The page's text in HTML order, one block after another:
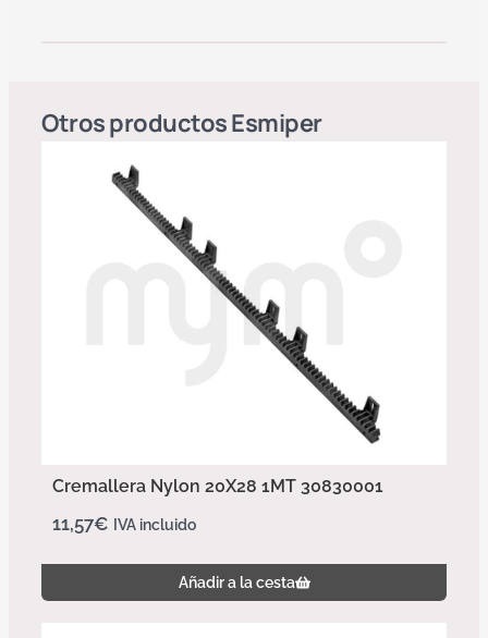
Otros productosEsmiper
Cremallera Nylon 20X28 1MT 30830001
11,57€ IVA incluido
Añadir a la cesta